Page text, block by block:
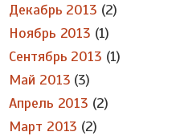
Декабрь 2013 (2)
Ноябрь 2013 (1)
Сентябрь 2013 (1)
Май 2013 (3)
Апрель 2013 (2)
Март 2013 (2)